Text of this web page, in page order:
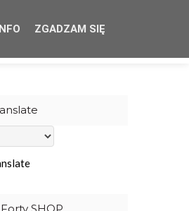
OUR STAMPS
ZGADZAM SIĘ